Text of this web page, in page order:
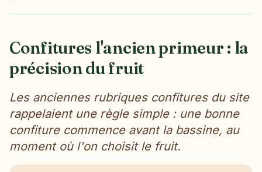
Confitures l'ancien primeur : la
précision du fruit
Les anciennes rubriques confitures du site
rappelaient une règle simple : une bonne
confiture commence avant la bassine, au
moment où l'on choisit le fruit.